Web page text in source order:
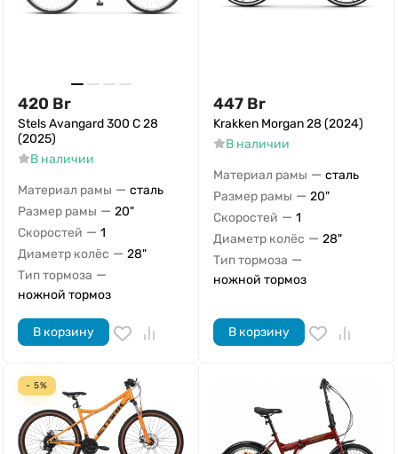
420 Br
Stels Avangard 300 C 28
(2025)
В наличии
Материал рамы — сталь
Размер рамы — 20"
Скоростей — 1
Диаметр колёс — 28"
Тип тормоза —
ножной тормоз
В корзину
447 Br
Krakken Morgan 28 (2024)
В наличии
Материал рамы — сталь
Размер рамы — 20"
Скоростей — 1
Диаметр колёс — 28"
Тип тормоза —
ножной тормоз
В корзину
- 5%